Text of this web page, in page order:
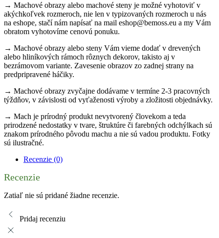
→ Machové obrazy alebo machové steny je možné vyhotoviť v
akýchkoľvek rozmeroch, nie len v typizovaných rozmeroch u nás
na eshope, stačí nám napísať na mail eshop@bemoss.eu a my Vám
obratom vyhotovíme cenovú ponuku.
→ Machové obrazy alebo steny Vám vieme dodať v drevených
alebo hliníkových rámoch rôznych dekorov, takisto aj v
bezrámovom variante. Zavesenie obrazov zo zadnej strany na
predpripravené háčiky.
→ Machové obrazy zvyčajne dodávame v termíne 2-3 pracovných
týždňov, v závislosti od vyťaženosti výroby a zložitosti objednávky.
→ Mach je prírodný produkt nevytvorený človekom a teda
prirodzené nedostatky v tvare, štruktúre či farebných odchýlkach sú
znakom prírodného pôvodu machu a nie sú vadou produktu. Fotky
sú ilustračné.
Recenzie (0)
Recenzie
Zatiaľ nie sú pridané žiadne recenzie.
Pridaj recenziu